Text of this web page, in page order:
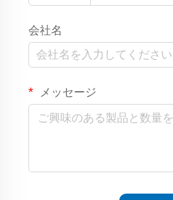
会社名
メッセージ